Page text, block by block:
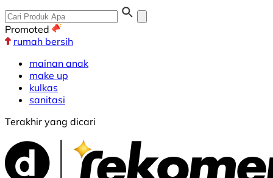
Promoted
rumah bersih
mainan anak
make up
kulkas
sanitasi
Terakhir yang dicari